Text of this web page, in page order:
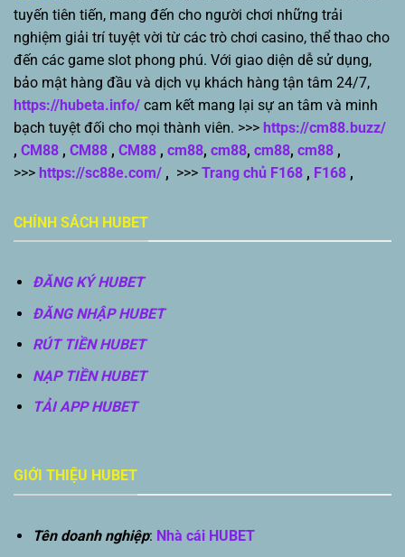
tuyến tiên tiến, mang đến cho người chơi những trải
nghiệm giải trí tuyệt vời từ các trò chơi casino, thể thao cho
đến các game slot phong phú. Với giao diện dễ sử dụng,
bảo mật hàng đầu và dịch vụ khách hàng tận tâm 24/7,
https://hubeta.info/ cam kết mang lại sự an tâm và minh
bạch tuyệt đối cho mọi thành viên. >>> https://cm88.buzz/
, CM88 , CM88 , CM88 , cm88, cm88, cm88, cm88 ,
>>> https://sc88e.com/ , >>> Trang chủ F168 , F168 ,
CHÍNH SÁCH HUBET
ĐĂNG KÝ HUBET
ĐĂNG NHẬP HUBET
RÚT TIỀN HUBET
NẠP TIỀN HUBET
TẢI APP HUBET
GIỚI THIỆU HUBET
Tên doanh nghiệp: Nhà cái HUBET